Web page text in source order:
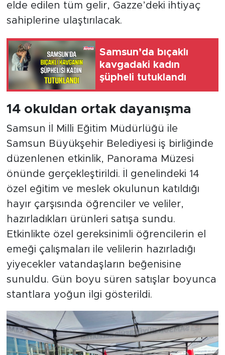
elde edilen tüm gelir, Gazze’deki ihtiyaç
sahiplerine ulaştırılacak.
Samsun’da bıçaklı
kavgadaki kadın
şüpheli tutuklandı
14 okuldan ortak dayanışma
Samsun İl Milli Eğitim Müdürlüğü ile
Samsun Büyükşehir Belediyesi iş birliğinde
düzenlenen etkinlik, Panorama Müzesi
önünde gerçekleştirildi. İl genelindeki 14
özel eğitim ve meslek okulunun katıldığı
hayır çarşısında öğrenciler ve veliler,
hazırladıkları ürünleri satışa sundu.
Etkinlikte özel gereksinimli öğrencilerin el
emeği çalışmaları ile velilerin hazırladığı
yiyecekler vatandaşların beğenisine
sunuldu. Gün boyu süren satışlar boyunca
stantlara yoğun ilgi gösterildi.